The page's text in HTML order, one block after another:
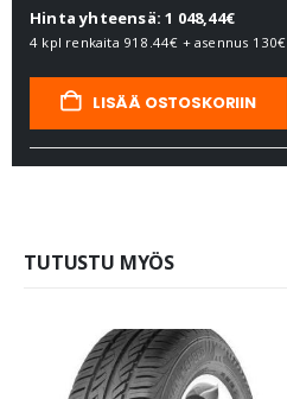
Hinta yhteensä: 1 048,44€
4 kpl renkaita 918.44€ + asennus 130€
LISÄÄ OSTOSKORIIN
TUTUSTU MYÖS